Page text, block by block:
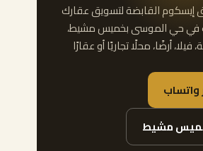
إيسكوم القابضة لتسويق عقارك
في حي الموسى بخميس مشيط،
أرضًا، محلًا تجاريًا أو عقارًا
واتساب
مشيط